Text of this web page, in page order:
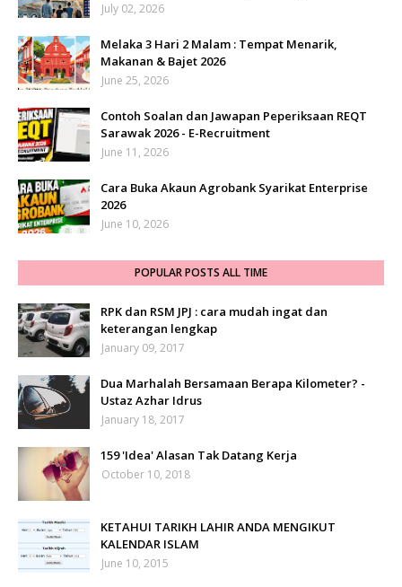
July 02, 2026
Melaka 3 Hari 2 Malam : Tempat Menarik,
Makanan & Bajet 2026
June 25, 2026
Contoh Soalan dan Jawapan Peperiksaan REQT
Sarawak 2026 - E-Recruitment
June 11, 2026
Cara Buka Akaun Agrobank Syarikat Enterprise
2026
June 10, 2026
POPULAR POSTS ALL TIME
RPK dan RSM JPJ : cara mudah ingat dan
keterangan lengkap
January 09, 2017
Dua Marhalah Bersamaan Berapa Kilometer? -
Ustaz Azhar Idrus
January 18, 2017
159 'Idea' Alasan Tak Datang Kerja
October 10, 2018
KETAHUI TARIKH LAHIR ANDA MENGIKUT
KALENDAR ISLAM
June 10, 2015